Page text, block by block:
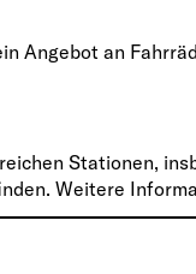
Angebot an
Stationen,
Weitere